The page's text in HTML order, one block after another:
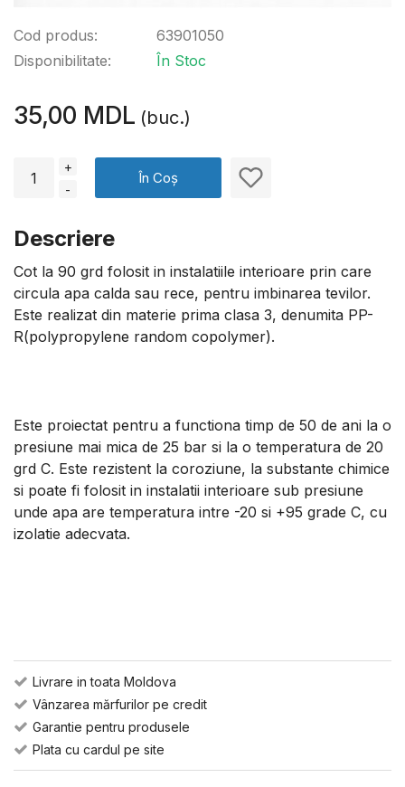
Cod produs:
Disponibilitate:
63901050
În Stoc
35,00 MDL (buc.)
+
-
În Coș
Descriere
Cot la 90 grd folosit in instalatiile interioare prin care
circula apa calda sau rece, pentru imbinarea tevilor.
Este realizat din materie prima clasa 3, denumita PP-
R(polypropylene random copolymer).
Este proiectat pentru a functiona timp de 50 de ani la o
presiune mai mica de 25 bar si la o temperatura de 20
grd C. Este rezistent la coroziune, la substante chimice
si poate fi folosit in instalatii interioare sub presiune
unde apa are temperatura intre -20 si +95 grade C, cu
izolatie adecvata.
Livrare in toata Moldova
Vânzarea mărfurilor pe credit
Garantie pentru produsele
Plata cu cardul pe site